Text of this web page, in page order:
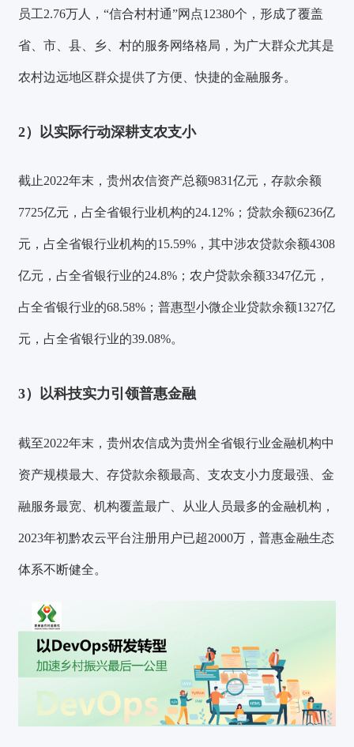
员工2.76万人，“信合村村通”网点12380个，形成了覆盖
省、市、县、乡、村的服务网络格局，为广大群众尤其是
农村边远地区群众提供了方便、快捷的金融服务。
2）以实际行动深耕支农支小
截止2022年末，贵州农信资产总额9831亿元，存款余额
7725亿元，占全省银行业机构的24.12%；贷款余额6236亿
元，占全省银行业机构的15.59%，其中涉农贷款余额4308
亿元，占全省银行业的24.8%；农户贷款余额3347亿元，
占全省银行业的68.58%；普惠型小微企业贷款余额1327亿
元，占全省银行业的39.08%。
3）以科技实力引领普惠金融
截至2022年末，贵州农信成为贵州全省银行业金融机构中
资产规模最大、存贷款余额最高、支农支小力度最强、金
融服务最宽、机构覆盖最广、从业人员最多的金融机构，
2023年初黔农云平台注册用户已超2000万，普惠金融生态
体系不断健全。